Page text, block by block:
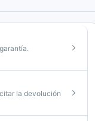
la devolución